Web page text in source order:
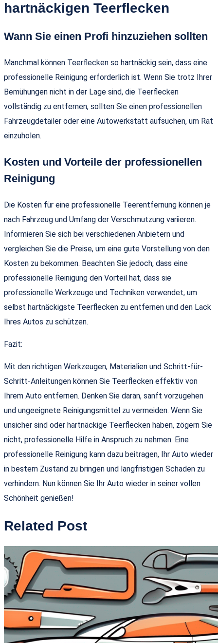
hartnäckigen Teerflecken
Wann Sie einen Profi hinzuziehen sollten
Manchmal können Teerflecken so hartnäckig sein, dass eine
professionelle Reinigung erforderlich ist. Wenn Sie trotz Ihrer
Bemühungen nicht in der Lage sind, die Teerflecken
vollständig zu entfernen, sollten Sie einen professionellen
Fahrzeugdetailer oder eine Autowerkstatt aufsuchen, um Rat
einzuholen.
Kosten und Vorteile der professionellen
Reinigung
Die Kosten für eine professionelle Teerentfernung können je
nach Fahrzeug und Umfang der Verschmutzung variieren.
Informieren Sie sich bei verschiedenen Anbietern und
vergleichen Sie die Preise, um eine gute Vorstellung von den
Kosten zu bekommen. Beachten Sie jedoch, dass eine
professionelle Reinigung den Vorteil hat, dass sie
professionelle Werkzeuge und Techniken verwendet, um
selbst hartnäckigste Teerflecken zu entfernen und den Lack
Ihres Autos zu schützen.
Fazit:
Mit den richtigen Werkzeugen, Materialien und Schritt-für-
Schritt-Anleitungen können Sie Teerflecken effektiv von
Ihrem Auto entfernen. Denken Sie daran, sanft vorzugehen
und ungeeignete Reinigungsmittel zu vermeiden. Wenn Sie
unsicher sind oder hartnäckige Teerflecken haben, zögern Sie
nicht, professionelle Hilfe in Anspruch zu nehmen. Eine
professionelle Reinigung kann dazu beitragen, Ihr Auto wieder
in bestem Zustand zu bringen und langfristigen Schaden zu
verhindern. Nun können Sie Ihr Auto wieder in seiner vollen
Schönheit genießen!
Related Post